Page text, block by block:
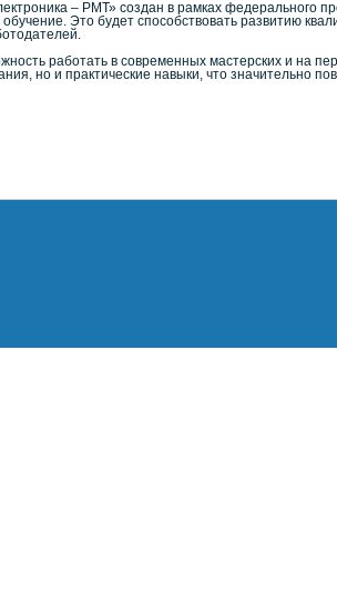
– РМТ» создан в рамках федерального
Это будет способствовать развитию
работать в современных мастерских и на
но и практические навыки, что значительно